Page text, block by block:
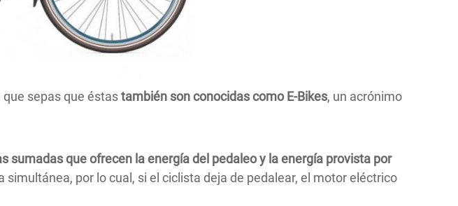
sepas que éstastambién son conocidas como E-Bikes, un acrónimo
que ofrecen la energía del pedaleo y la energía provista por
por lo cual, si el ciclista deja de pedalear, el motor eléctrico